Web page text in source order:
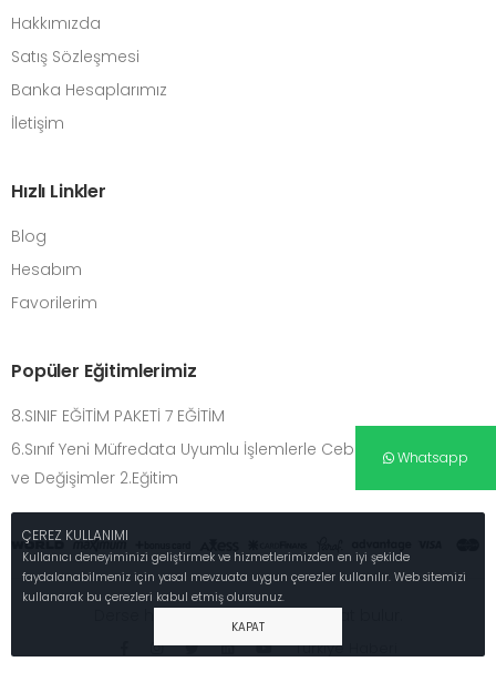
Hakkımızda
Satış Sözleşmesi
Banka Hesaplarımız
İletişim
Hızlı Linkler
Blog
Hesabım
Favorilerim
Popüler Eğitimlerimiz
8.SINIF EĞİTİM PAKETİ 7 EĞİTİM
6.Sınıf Yeni Müfredata Uyumlu İşlemlerle Cebirsel Düşünme
ve Değişimler 2.Eğitim
Türkiye Haberi
Whatsapp
ÇEREZ KULLANIMI
Kullanıcı deneyiminizi geliştirmek ve hizmetlerimizden en iyi şekilde
faydalanabilmeniz için yasal mevzuata uygun çerezler kullanılır. Web sitemizi
kullanarak bu çerezleri kabul etmiş olursunuz.
KAPAT